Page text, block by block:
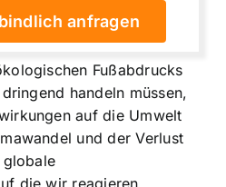
anfragen
Fußabdrucks
handeln müssen,
auf die Umwelt
und der Verlust
die wir reagieren